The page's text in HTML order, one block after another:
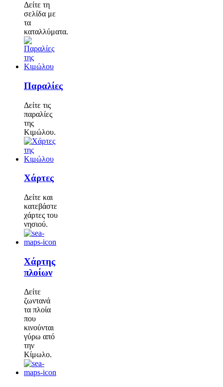
Δείτε τη
σελίδα με
τα
καταλλύματα.
Παραλίες
Δείτε τις
παραλίες
της
Κιμώλου.
Χάρτες
Δείτε και
κατεβάστε
χάρτες του
νησιού.
Χάρτης
πλοίων
Δείτε
ζωντανά
τα πλοία
που
κινούνται
γύρω από
την
Κίμωλο.